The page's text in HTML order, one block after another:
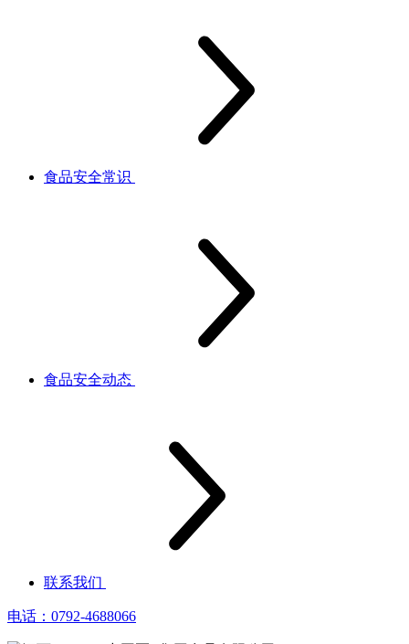
食品安全常识
食品安全动态
联系我们
电话：0792-4688066